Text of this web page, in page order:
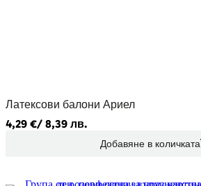
Латексови балони Ариел
4,29 €/ 8,39 лв.
Добавяне в количката